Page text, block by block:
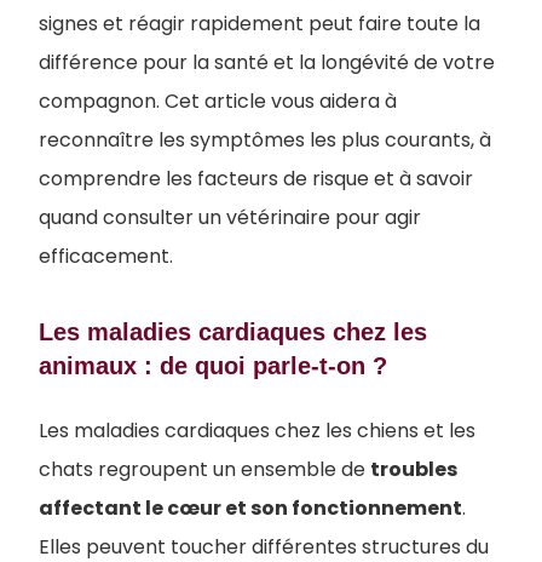
signes et réagir rapidement peut faire toute la
différence pour la santé et la longévité de votre
compagnon. Cet article vous aidera à
reconnaître les symptômes les plus courants, à
comprendre les facteurs de risque et à savoir
quand consulter un vétérinaire pour agir
efficacement.
Les maladies cardiaques chez les
animaux : de quoi parle-t-on ?
Les maladies cardiaques chez les chiens et les
chats regroupent un ensemble de troubles
affectant le cœur et son fonctionnement.
Elles peuvent toucher différentes structures du